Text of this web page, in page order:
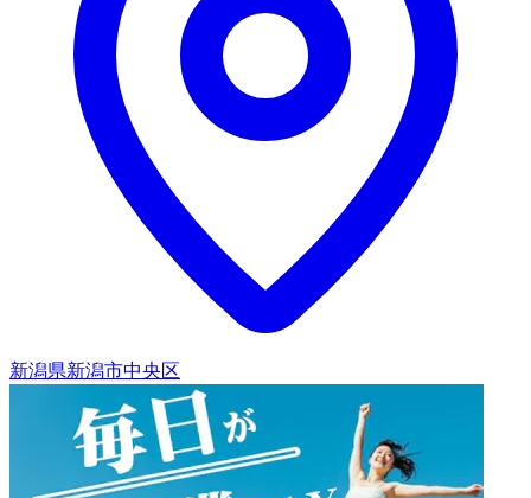
新潟県新潟市中央区